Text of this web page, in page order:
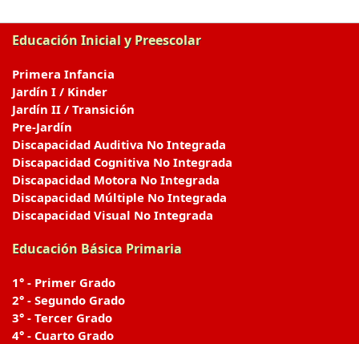
Educación Inicial y Preescolar
Primera Infancia
Jardín I / Kinder
Jardín II / Transición
Pre-Jardín
Discapacidad Auditiva No Integrada
Discapacidad Cognitiva No Integrada
Discapacidad Motora No Integrada
Discapacidad Múltiple No Integrada
Discapacidad Visual No Integrada
Educación Básica Primaria
1° - Primer Grado
2° - Segundo Grado
3° - Tercer Grado
4° - Cuarto Grado